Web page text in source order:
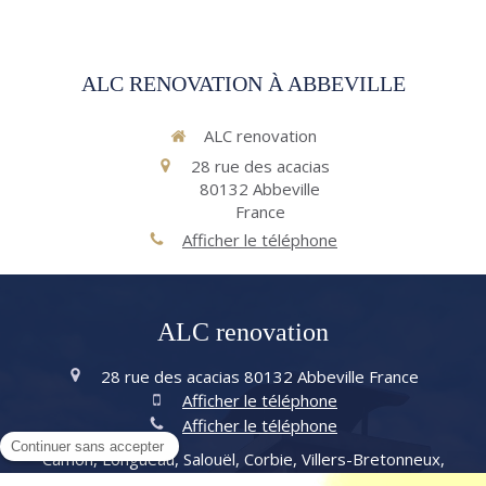
ALC RENOVATION À ABBEVILLE
ALC renovation
28 rue des acacias
80132 Abbeville
France
Afficher le téléphone
ALC renovation
28 rue des acacias 80132 Abbeville France
Afficher le téléphone
Afficher le téléphone
Camon, Longueau, Salouël, Corbie, Villers-Bretonneux,
Moreuil, Albert, Doullens, Breteuil, Montdidier, Abbeville,